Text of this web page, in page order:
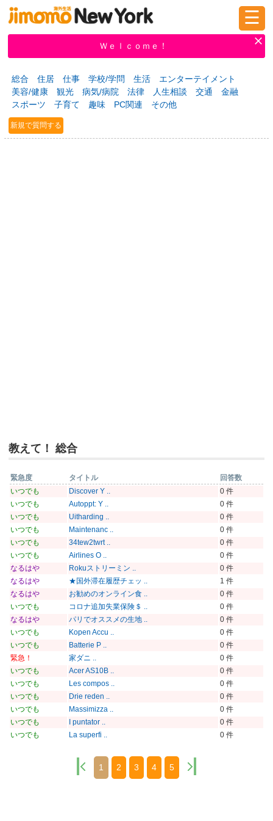
新規登録
掲示板 タウン情報 教えて！
☰
Ｗｅｌｃｏｍｅ！
総合 住居 仕事 学校/学問 生活
エンターテイメント
美容/健康
観光 病気/病院 法律 人生相談 交通
金融
スポーツ
子育て 趣味 PC関連 その他
新規で質問する
教えて！ 総合
緊急度 タイトル
回答数
いつでも
Discover Y ..
0 件
いつでも
Autoppt: Y ..
0 件
いつでも
Uitharding ..
0 件
いつでも
Maintenanc ..
0 件
いつでも
34tew2twrt ..
0 件
いつでも
Airlines O ..
0 件
なるはや
Rokuストリーミン ..
0 件
なるはや
★国外滞在履歴チェッ ..
1 件
なるはや
お勧めのオンライン食 ..
0 件
いつでも
コロナ追加失業保険＄ ..
0 件
なるはや
パリでオススメの生地 ..
0 件
いつでも
Kopen Accu ..
0 件
いつでも
Batterie P ..
0 件
緊急！
家ダニ ..
0 件
いつでも
Acer AS10B ..
0 件
いつでも
Les compos ..
0 件
いつでも
Drie reden ..
0 件
いつでも
Massimizza ..
0 件
いつでも
I puntator ..
0 件
いつでも
La superfi .. 0 件
1 2 3 4 5